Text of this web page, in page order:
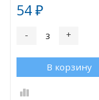
54₽
- +
В корзину